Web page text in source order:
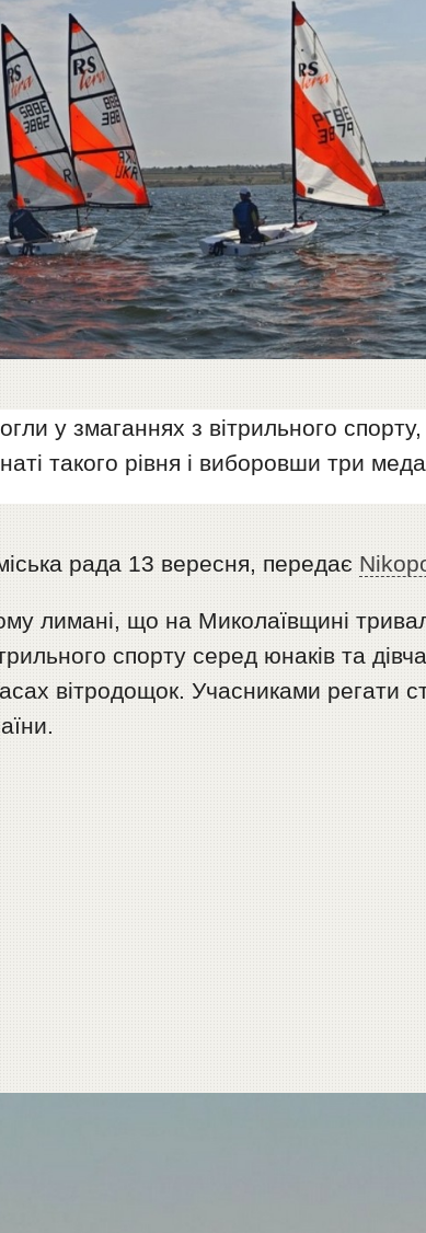
у змаганнях з вітрильного спорту,
такого рівня і виборовши три
рада 13 вересня, передає
лимані, що на Миколаївщині
спорту серед юнаків та
вітродощок. Учасниками регати